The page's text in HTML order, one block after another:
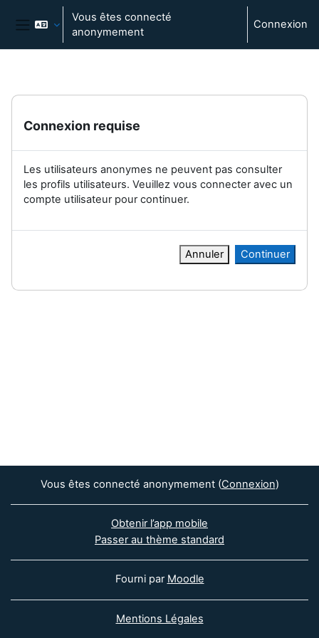
Passer au contenu principal
Panneau latéral
Vous êtes connecté
anonymement
Connexion
Connexion requise
Les utilisateurs anonymes ne peuvent pas consulter
les profils utilisateurs. Veuillez vous connecter avec un
compte utilisateur pour continuer.
Annuler Continuer
Vous êtes connecté anonymement (Connexion)
Obtenir l’app mobile
Passer au thème standard
Fourni par Moodle
Mentions Légales